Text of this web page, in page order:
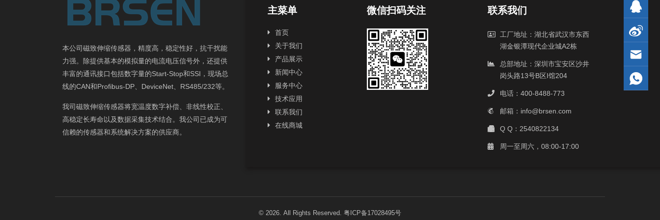
本公司磁致伸缩传感器，精度高，稳定性好，抗干扰能
力强。除提供基本的模拟量的电流电压信号外，还提供
丰富的通讯接口包括数字量的Start-Stop和SSI，现场总
线的CAN和Profibus-DP、DeviceNet、RS485/232等。
我司磁致伸缩传感器将宽温度数字补偿、非线性校正、
高稳定长寿命以及数据采集技术结合。我公司已成为可
信赖的传感器和系统解决方案的供应商。
主菜单
首页
关于我们
产品展示
新闻中心
服务中心
技术应用
联系我们
在线商城
微信扫码关注 联系我们
工厂地址：湖北省武汉市东西
湖金银潭现代企业城A2栋
总部地址：深圳市宝安区沙井
岗头路13号B区I馆204
电话：400-8488-773
邮箱：info@brsen.com
Q Q：2540822134
周一至周六，08:00-17:00
© 2026. All Rights Reserved. 粤ICP备17028495号